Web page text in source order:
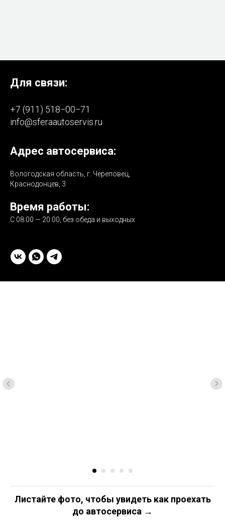
Для связи:
+7 (911) 518−00−71
info@sferaautoservis.ru
Адрес автосервиса:
Вологодская область, г. Череповец,
Краснодонцев, 3
Время работы:
С 08:00 — 20:00, без обеда и выходных
Листайте фото, чтобы увидеть как проехать
до автосервиса →